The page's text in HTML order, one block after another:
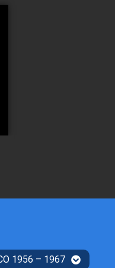
1956 – 1967